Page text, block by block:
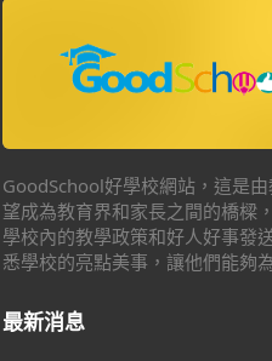
GoodSchool好學校網站，這是
望成為教育界和家長之間的橋樑
學校內的教學政策和好人好事發
悉學校的亮點美事，讓他們能夠
最新消息